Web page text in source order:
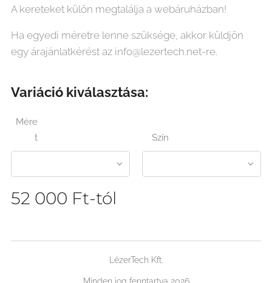
A kereteket külön megtalálja a webáruházban!
Ha egyedi méretre lenne szüksége, akkor küldjön
egy árajánlatkérést az info@lezertech.net-re.
Variáció kiválasztása:
Mére
t
Szín
52 000 Ft-tól
LézerTech Kft.